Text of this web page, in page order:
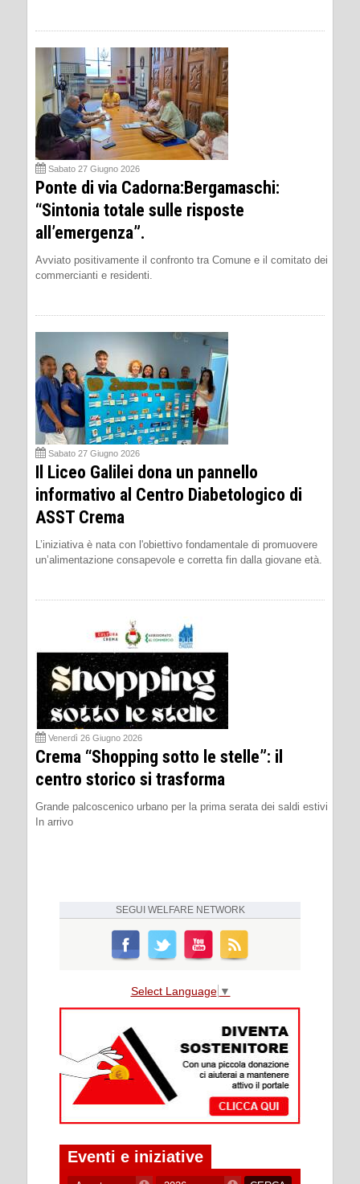
Sabato 27 Giugno 2026
Ponte di via Cadorna:Bergamaschi:
“Sintonia totale sulle risposte
all’emergenza”.
Avviato positivamente il confronto tra Comune e il comitato dei
commercianti e residenti.
Sabato 27 Giugno 2026
Il Liceo Galilei dona un pannello
informativo al Centro Diabetologico di
ASST Crema
L’iniziativa è nata con l'obiettivo fondamentale di promuovere
un’alimentazione consapevole e corretta fin dalla giovane età.
Venerdì 26 Giugno 2026
Crema “Shopping sotto le stelle”: il
centro storico si trasforma
Grande palcoscenico urbano per la prima serata dei saldi estivi
In arrivo
SEGUI WELFARE NETWORK
Select Language ▼
Eventi e iniziative